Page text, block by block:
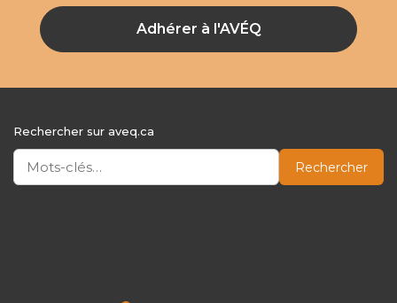
Adhérer à l'AVÉQ
Rechercher sur aveq.ca
Rechercher